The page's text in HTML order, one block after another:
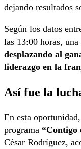
dejando resultados
Según los datos
las 13:00 horas,
desplazando al
liderazgo en la
Así fue la
En esta oportunidad,
programa “Contigo
César Rodríguez,